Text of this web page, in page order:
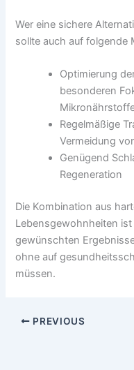
Wer eine sichere
sollte auch auf folgende
Optimierung
besonderen
Regelmäßige
Vermeidung
Genügend
Regeneration
Die Kombination aus
Lebensgewohnheiten
gewünschten
ohne auf
müssen.
PREVIOUS